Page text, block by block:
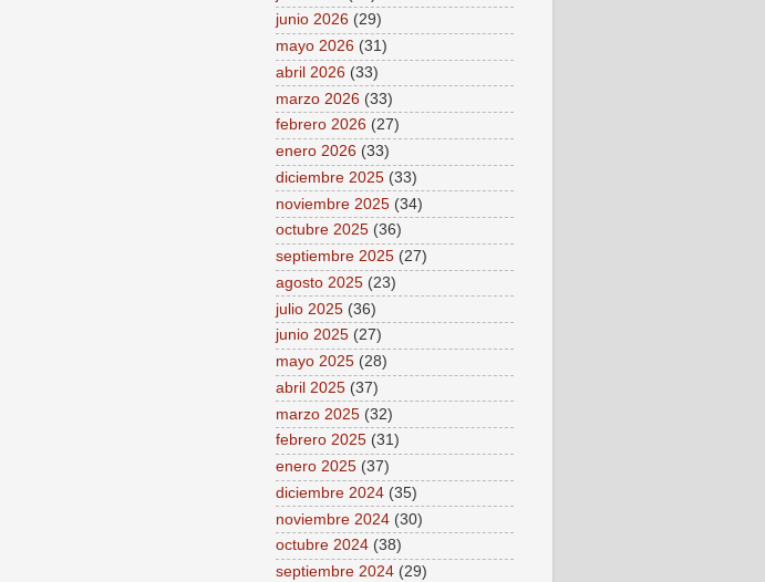
junio 2026 (29)
mayo 2026 (31)
abril 2026 (33)
marzo 2026 (33)
febrero 2026 (27)
enero 2026 (33)
diciembre 2025 (33)
noviembre 2025 (34)
octubre 2025 (36)
septiembre 2025 (27)
agosto 2025 (23)
julio 2025 (36)
junio 2025 (27)
mayo 2025 (28)
abril 2025 (37)
marzo 2025 (32)
febrero 2025 (31)
enero 2025 (37)
diciembre 2024 (35)
noviembre 2024 (30)
octubre 2024 (38)
septiembre 2024 (29)